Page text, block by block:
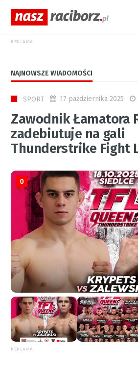
REKLAMA
NAJNOWSZE WIADOMOŚCI
SPORT 17 października 2025
Zawodnik Łamatora
zadebiutuje na gali
Thunderstrike Fight
0
REKLAMA